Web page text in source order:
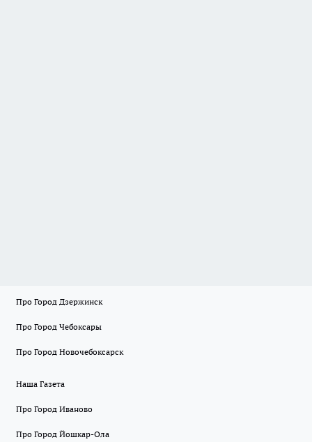
Про Город Дзержинск
Про Город Чебоксары
Про Город Новочебоксарск
Наша Газета
Про Город Иваново
Про Город Йошкар-Ола